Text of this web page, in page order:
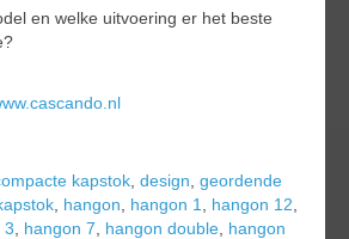
en welke uitvoering er het beste
kapstok design geordende
hangon hangon 1 hangon 12
3 hangon 7 hangon double hangon